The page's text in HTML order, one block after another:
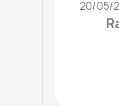
20/05/